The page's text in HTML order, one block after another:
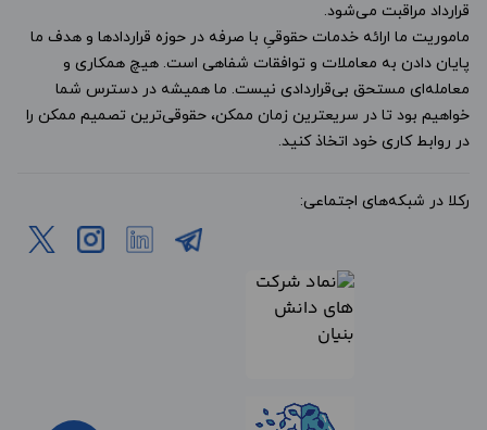
قرارداد مراقبت می‌شود.
ماموریت ما ارائه خدمات حقوقیِ با صرفه در حوزه قراردادها و هدف ما
پایان دادن به معاملات و توافقات شفاهی است. هیچ همکاری و
معامله‌ای مستحق بی‌قراردادی نیست. ما همیشه در دسترس شما
خواهیم بود تا در سریعترین زمان ممکن، حقوقی‌ترین تصمیم ممکن را
در روابط کاری خود اتخاذ کنید.
رکلا در شبکه‌های اجتماعی: